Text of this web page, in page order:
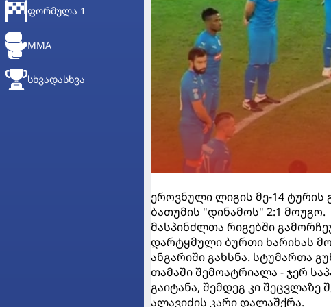
ᲤᲝᲠᲛᲣᲚᲐ 1
MMA
ᲡᲮᲕᲐᲓᲐᲡᲮᲕᲐ
ეროვნული ლიგის მე-14
ბათუმის "დინამოს" 2:1 მოუგო.
მასპინძლთა რიგებში
დარტყმული ბურთი ხარიხას
ანგარიში გახსნა. სტუმართა
თამაში შემოატრიალა - ჯერ
გაიტანა, შემდეგ კი შეცვლაზე
ალავიძის კარი დალაშქრა.